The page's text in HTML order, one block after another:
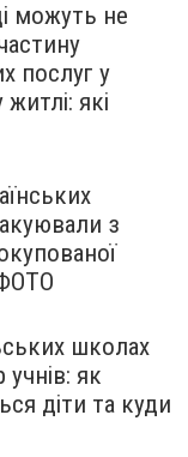
можуть не
послуг у
які
з
ФОТО
школах
учнів: як
діти та куди